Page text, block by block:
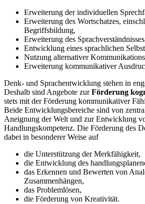
Erweiterung der individuellen
Erweiterung des Wortschatzes,
Begriffsbildung,
Erweiterung des
Entwicklung eines sprachlichen
Nutzung alternativer
Erweiterung kommunikativer
Denk- und Sprachentwicklung stehen in
Deshalb sind Angebote zurFörderung
stets mit der Förderung kommunikativer
Beide Entwicklungsbereiche sind von
Aneignung der Welt und zur Entwicklung
Handlungskompetenz. Die Förderung des
dabei in besonderer Weise auf
die Unterstützung der Merkfähigkeit,
die Entwicklung des
das Erkennen und Bewerten von
Zusammenhängen,
das Problemlösen,
die Förderung von Kreativität.